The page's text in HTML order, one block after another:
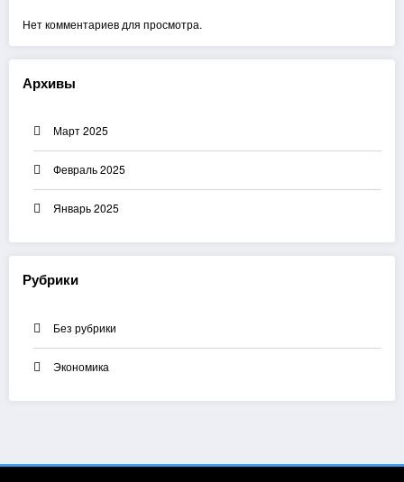
Нет комментариев для просмотра.
Архивы
Март 2025
Февраль 2025
Январь 2025
Рубрики
Без рубрики
Экономика